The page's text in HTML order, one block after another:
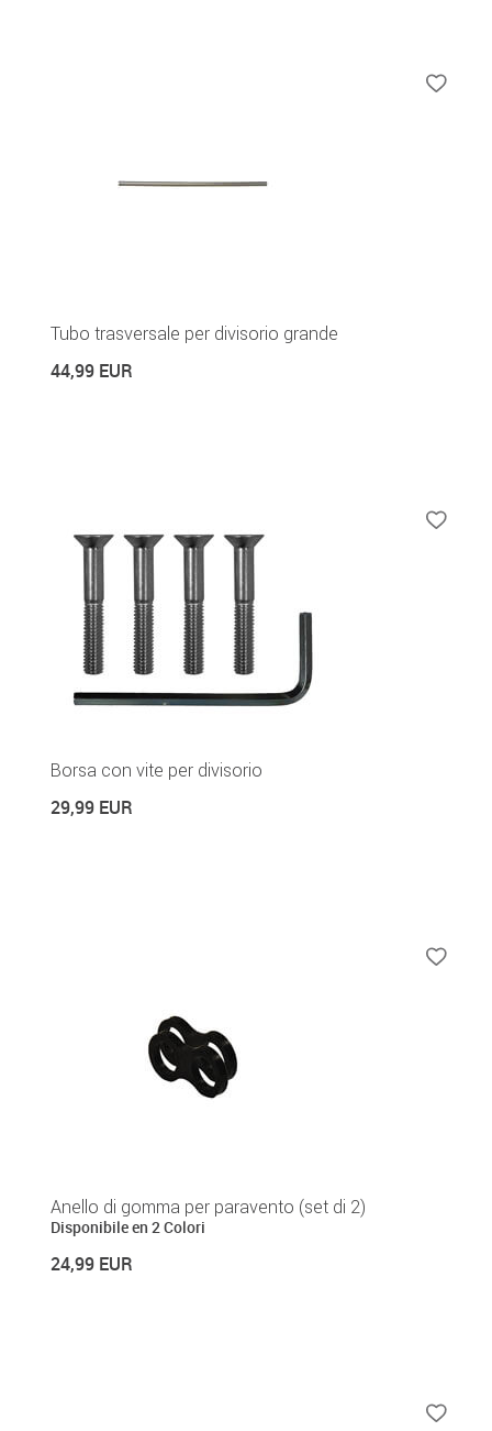
Tubo trasversale per divisorio grande
44,99 EUR
Borsa con vite per divisorio
29,99 EUR
Anello di gomma per paravento (set di 2)
Disponibile en 2 Colori
24,99 EUR